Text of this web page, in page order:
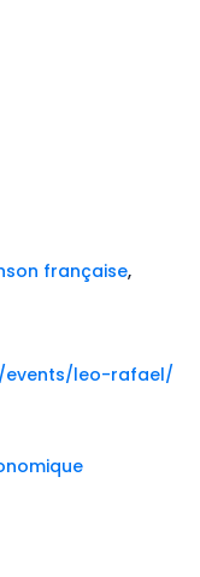
française,
events/leo-rafael/